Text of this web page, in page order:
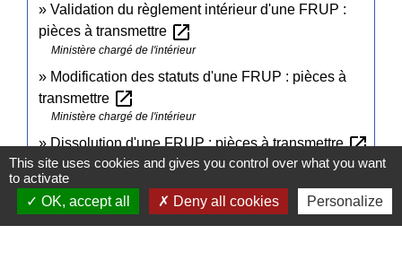
Validation du règlement intérieur d'une FRUP :
pièces à transmettre open_in_new
Ministère chargé de l'intérieur
Modification des statuts d'une FRUP : pièces à
transmettre open_in_new
Ministère chargé de l'intérieur
Dissolution d'une FRUP : pièces à transmettreopen_in_new
Ministère chargé de l'intérieur
Fondation abritéeopen_in_new
Centre français des fonds et fondations
This site uses cookies and gives you control over what you want
to activate
OK, accept all
Deny all cookies Personalize